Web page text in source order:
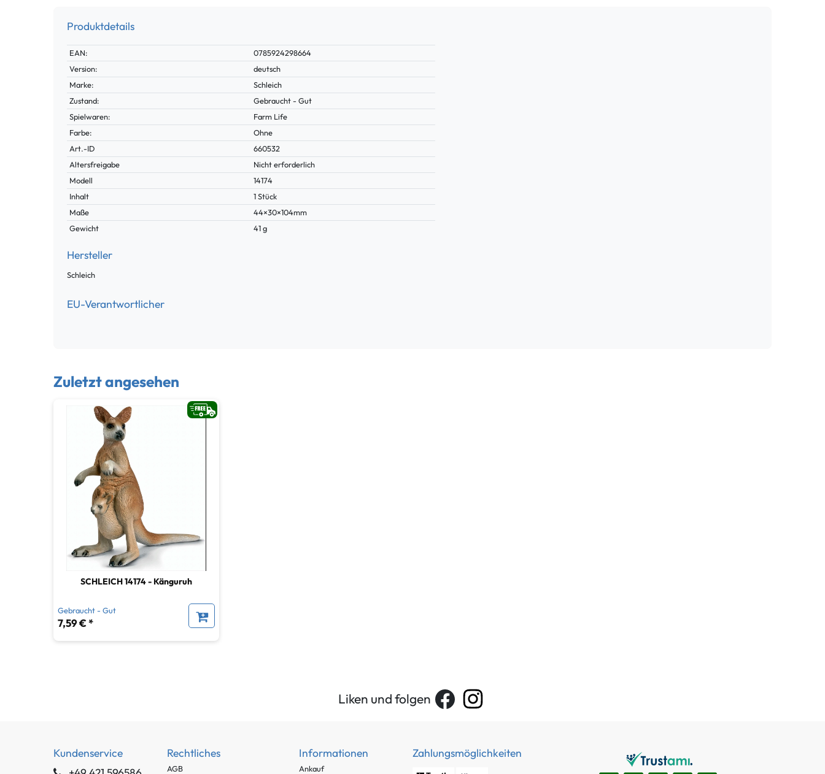
Produktdetails
Technisches
Merkmal
Wert
EAN:
0785924298664
Version:
deutsch
Marke:
Schleich
Zustand:
Gebraucht - Gut
Spielwaren:
Farm Life
Farbe:
Ohne
Technisches
Merkmal
Wert
Art.-ID
660532
Altersfreigabe
Nicht erforderlich
Modell
14174
Inhalt
1 Stück
Maße
44×30×104mm
Gewicht
41 g
Hersteller
Schleich
EU-Verantwortlicher
Zuletzt angesehen
SCHLEICH 14174 - Känguruh
Gebraucht - Gut
7,59 € *
Liken und folgen
Kundenservice
Rechtliches
AGB
Informationen
Ankauf
Zahlungsmöglichkeiten